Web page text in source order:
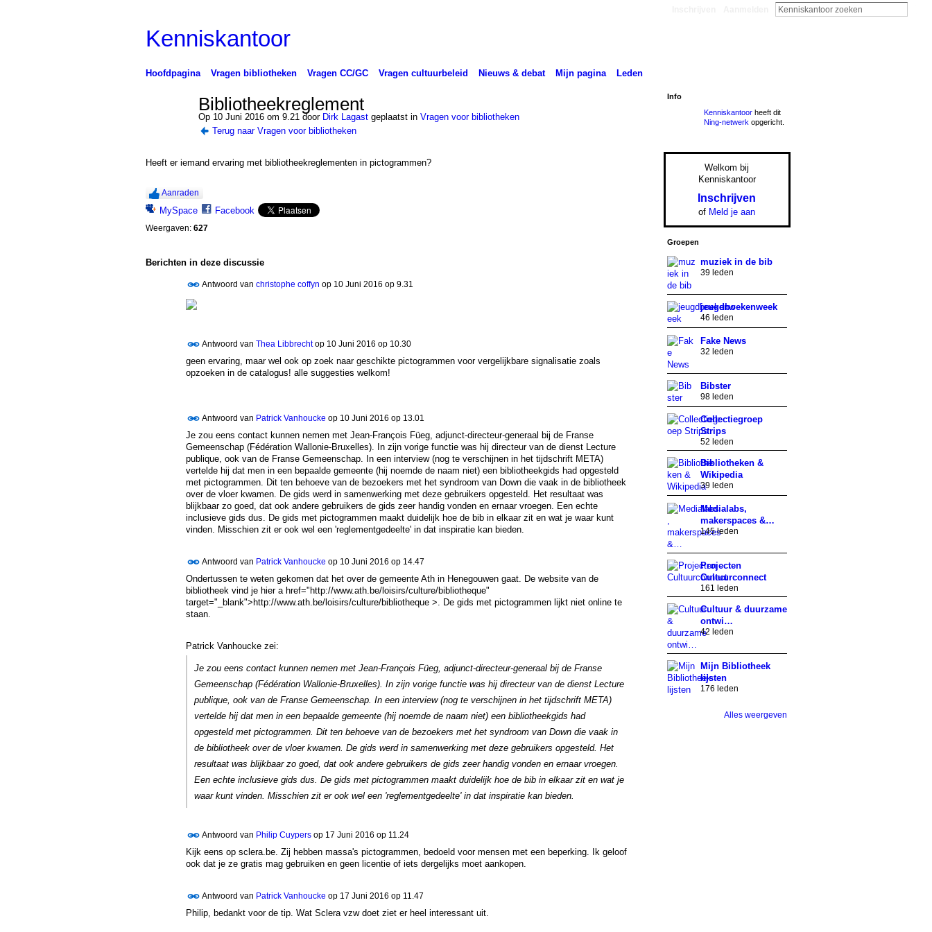
Kenniskantoor
Hoofdpagina Vragen bibliotheken Vragen CC/GC Vragen cultuurbeleid Nieuws & debat Mijn pagina Leden
Bibliotheekreglement
Op 10 Juni 2016 om 9.21 door Dirk Lagastgeplaatst in Vragen voor bibliotheken
Terug naar Vragen voor bibliotheken
Heeft er iemand ervaring met bibliotheekreglementen in pictogrammen?
Aanraden
MySpace Facebook
Weergaven: 627
Berichten in deze discussie
Antwoord van christophe coffyn op 10 Juni 2016 op 9.31
Antwoord van Thea Libbrechtop 10 Juni 2016 op 10.30
geen ervaring, maar wel ook op zoek naar geschikte pictogrammen voor vergelijkbare signalisatie zoals
opzoeken in de catalogus! alle suggesties welkom!
Antwoord van Patrick Vanhoucke op 10 Juni 2016 op 13.01
Je zou eens contact kunnen nemen met Jean-François Füeg, adjunct-directeur-generaal bij de Franse
Gemeenschap (Fédération Wallonie-Bruxelles). In zijn vorige functie was hij directeur van de dienst Lecture
publique, ook van de Franse Gemeenschap. In een interview (nog te verschijnen in het tijdschrift META)
vertelde hij dat men in een bepaalde gemeente (hij noemde de naam niet) een bibliotheekgids had opgesteld
met pictogrammen. Dit ten behoeve van de bezoekers met het syndroom van Down die vaak in de bibliotheek
over de vloer kwamen. De gids werd in samenwerking met deze gebruikers opgesteld. Het resultaat was
blijkbaar zo goed, dat ook andere gebruikers de gids zeer handig vonden en ernaar vroegen. Een echte
inclusieve gids dus. De gids met pictogrammen maakt duidelijk hoe de bib in elkaar zit en wat je waar kunt
vinden. Misschien zit er ook wel een 'reglementgedeelte' in dat inspiratie kan bieden.
Antwoord van Patrick Vanhoucke op 10 Juni 2016 op 14.47
Ondertussen te weten gekomen dat het over de gemeente Ath in Henegouwen gaat. De website van de
bibliotheek vind je hier a href="http://www.ath.be/loisirs/culture/bibliotheque"
target="_blank">http://www.ath.be/loisirs/culture/bibliotheque >. De gids met pictogrammen lijkt niet online te
staan.
Patrick Vanhoucke zei:
Je zou eens contact kunnen nemen met Jean-François Füeg, adjunct-directeur-generaal bij de Franse
Gemeenschap (Fédération Wallonie-Bruxelles). In zijn vorige functie was hij directeur van de dienst Lecture
publique, ook van de Franse Gemeenschap. In een interview (nog te verschijnen in het tijdschrift META)
vertelde hij dat men in een bepaalde gemeente (hij noemde de naam niet) een bibliotheekgids had
opgesteld met pictogrammen. Dit ten behoeve van de bezoekers met het syndroom van Down die vaak in
de bibliotheek over de vloer kwamen. De gids werd in samenwerking met deze gebruikers opgesteld. Het
resultaat was blijkbaar zo goed, dat ook andere gebruikers de gids zeer handig vonden en ernaar vroegen.
Een echte inclusieve gids dus. De gids met pictogrammen maakt duidelijk hoe de bib in elkaar zit en wat je
waar kunt vinden. Misschien zit er ook wel een 'reglementgedeelte' in dat inspiratie kan bieden.
Antwoord van Philip Cuypersop 17 Juni 2016 op 11.24
Kijk eens op sclera.be. Zij hebben massa's pictogrammen, bedoeld voor mensen met een beperking. Ik geloof
ook dat je ze gratis mag gebruiken en geen licentie of iets dergelijks moet aankopen.
Antwoord van Patrick Vanhoucke op 17 Juni 2016 op 11.47
Philip, bedankt voor de tip. Wat Sclera vzw doet ziet er heel interessant uit.
Info
Kenniskantoorheeft dit
Ning-netwerk opgericht.
Welkom bij
Kenniskantoor
Inschrijven
of Meld je aan
Groepen
muziek in de bib
39 leden
jeugdboekenweek
46 leden
Fake News
32 leden
Bibster
98 leden
Collectiegroep
Strips
52 leden
Bibliotheken &
Wikipedia
39 leden
Medialabs,
makerspaces &…
145 leden
Projecten
Cultuurconnect
161 leden
Cultuur & duurzame
ontwi…
42 leden
Mijn Bibliotheek
lijsten
176 leden
Alles weergeven